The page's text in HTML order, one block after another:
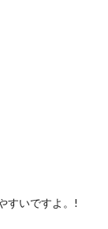
すいですよ。!